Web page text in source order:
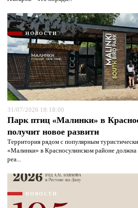
НОВОСТИ
31/07/2026 18:18:00
Парк птиц «Малинки» в
получит новое развити
Территория рядом с популярным
«Малинки» в Красносулинском районе должна
реа...
НОВОСТИ